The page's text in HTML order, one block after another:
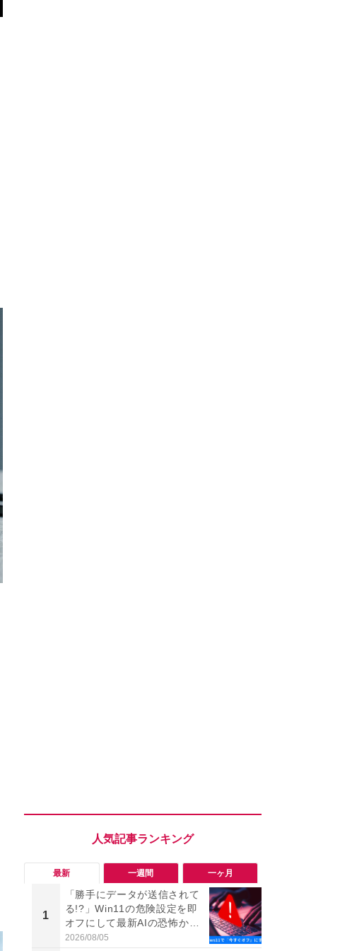
最新 一週間 一ヶ月
1
「勝手にデータが送信されて
る!?」Win11の危険設定を即
オフにして最新AIの恐怖から
身を守る技
2026/08/05